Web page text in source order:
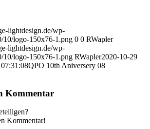
lightdesign.de/wp-
10/logo-150x76-1.png 0 0 RWapler
lightdesign.de/wp-
10/logo-150x76-1.png RWapler2020-10-29
QPO 10th Aniversery 08
Kommentar
Kommentar!